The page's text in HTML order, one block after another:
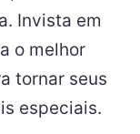
Invista em
o melhor
tornar seus
especiais.